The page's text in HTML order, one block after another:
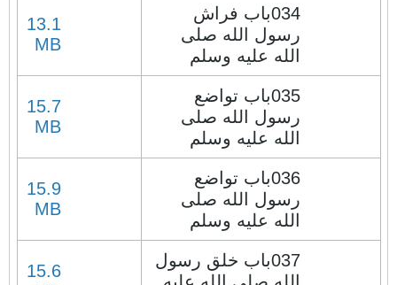
034باب فراش
رسول الله صلى
الله عليه وسلم
13.1
MB
035باب تواضع
رسول الله صلى
الله عليه وسلم
15.7
MB
036باب تواضع
رسول الله صلى
الله عليه وسلم
15.9
MB
037باب خلق رسول
15.6